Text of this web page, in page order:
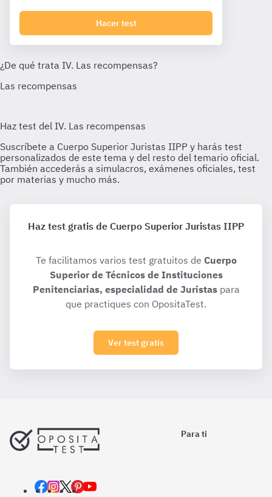
Hacer test
Haz test gratis de Cuerpo Superior Juristas IIPP
Te facilitamos varios test gratuitos de Cuerpo
Superior de Técnicos de Instituciones
Penitenciarias, especialidad de Juristaspara
que practiques con OpositaTest.
Ver test gratis
Para ti